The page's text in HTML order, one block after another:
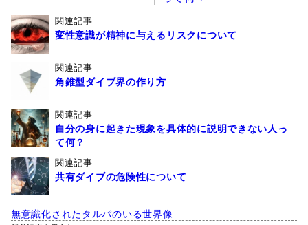
関連記事
変性意識が精神に与えるリスクについて
関連記事
角錐型ダイブ界の作り方
関連記事
自分の身に起きた現象を具体的に説明できない人っ
て何？
関連記事
共有ダイブの危険性について
無意識化されたタルパのいる世界像